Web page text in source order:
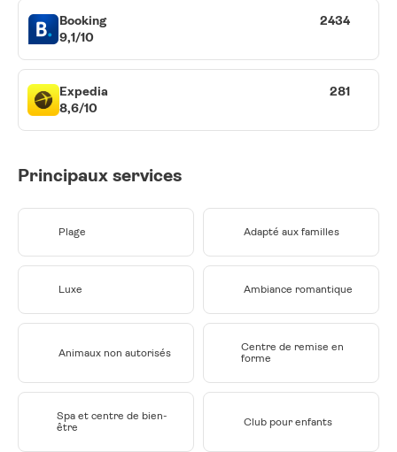
Booking
9,1/10
2434
Expedia
8,6/10
281
Principaux services
Plage Adapté aux familles
Luxe Ambiance romantique
Animaux non autorisés
Centre de remise en
forme
Spa et centre de bien-
être
Club pour enfants